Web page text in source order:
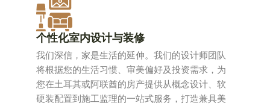
个性化室内设计与装修
我们深信，家是生活的延伸。我们的设计师团队
将根据您的生活习惯、审美偏好及投资需求，为
您在土耳其或阿联酋的房产提供从概念设计、软
硬装配置到施工监理的一站式服务，打造兼具美